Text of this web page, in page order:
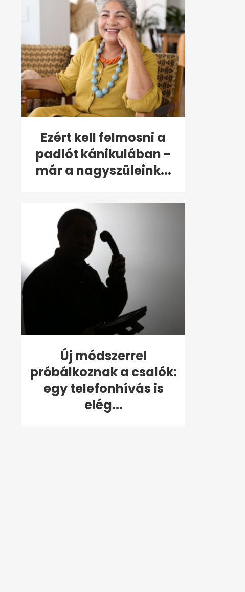
Ezért kell felmosni a
padlót kánikulában -
már a nagyszüleink...
Új módszerrel
próbálkoznak a csalók:
egy telefonhívás is
elég...